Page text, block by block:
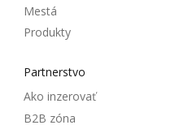
Mestá
Produkty
Partnerstvo
Ako inzerovať
B2B zóna